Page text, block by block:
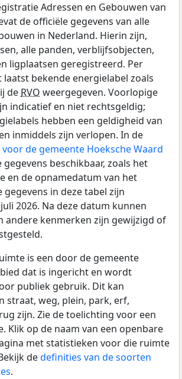
Adressen en Gebouwen van
de officiële gegevens van alle
in Nederland. Hierin zijn,
alle panden, verblijfsobjecten,
ligplaatsen geregistreerd. Per
bekende energielabel zoals
de RVO weergegeven. Voorlopige
indicatief en niet rechtsgeldig;
hebben een geldigheid van
inmiddels zijn verlopen. In de
de gemeente Hoeksche Waard
beschikbaar, zoals het
en de opnamedatum van het
gegevens in deze tabel zijn
2026. Na deze datum kunnen
andere kenmerken zijn gewijzigd of
is een door de gemeente
dat is ingericht en wordt
publiek gebruik. Dit kan
straat, weg, plein, park, erf,
zijn. Zie de toelichting voor een
Klik op de naam van een openbare
met statistieken voor die ruimte
dedefinities van de soorten
.